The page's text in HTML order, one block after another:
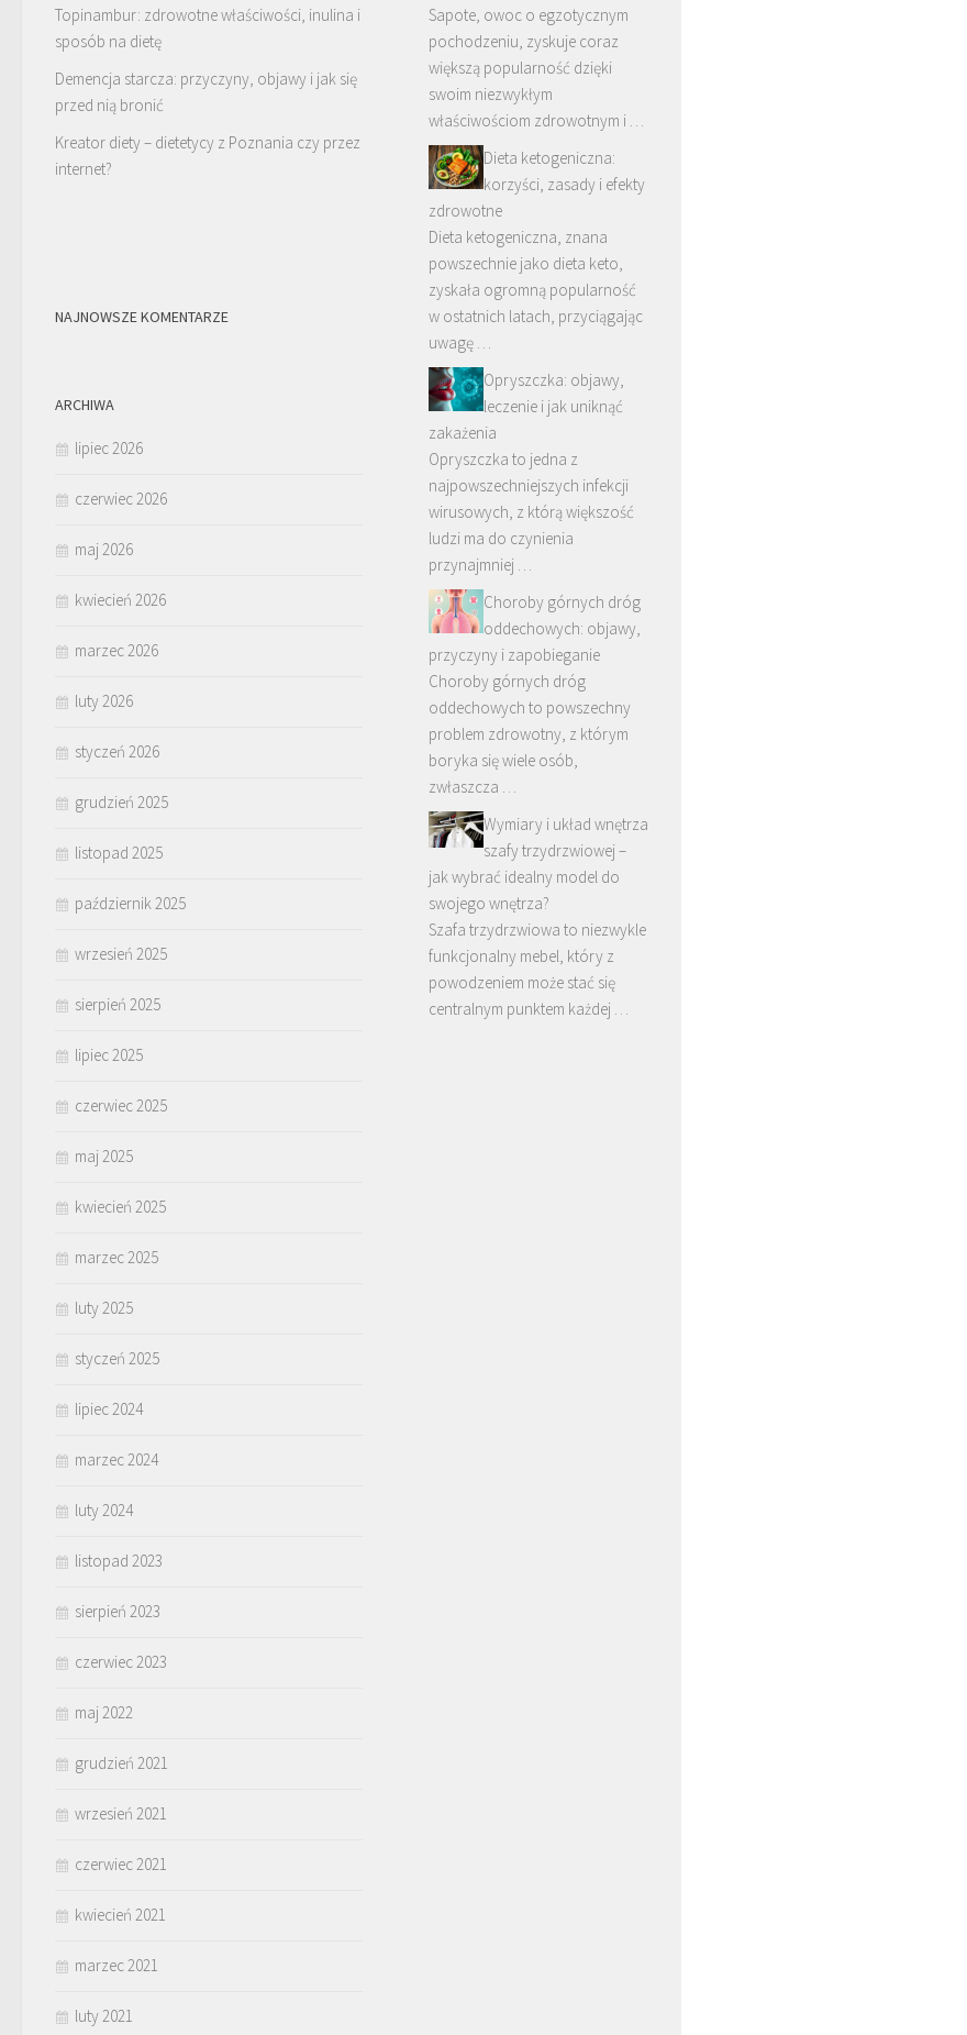
Topinambur: zdrowotne właściwości, inulina i
sposób na dietę
Demencja starcza: przyczyny, objawy i jak się
przed nią bronić
Kreator diety – dietetycy z Poznania czy przez
internet?
NAJNOWSZE KOMENTARZE
ARCHIWA
lipiec 2026
czerwiec 2026
maj 2026
kwiecień 2026
marzec 2026
luty 2026
styczeń 2026
grudzień 2025
listopad 2025
październik 2025
wrzesień 2025
sierpień 2025
lipiec 2025
czerwiec 2025
maj 2025
kwiecień 2025
marzec 2025
luty 2025
styczeń 2025
lipiec 2024
marzec 2024
luty 2024
listopad 2023
sierpień 2023
czerwiec 2023
maj 2022
grudzień 2021
wrzesień 2021
czerwiec 2021
kwiecień 2021
marzec 2021
luty 2021
Sapote, owoc o egzotycznym
pochodzeniu, zyskuje coraz
większą popularność dzięki
swoim niezwykłym
właściwościom zdrowotnym i …
Dieta ketogeniczna:
korzyści, zasady i efekty
zdrowotne
Dieta ketogeniczna, znana
powszechnie jako dieta keto,
zyskała ogromną popularność
w ostatnich latach, przyciągając
uwagę …
Opryszczka: objawy,
leczenie i jak uniknąć
zakażenia
Opryszczka to jedna z
najpowszechniejszych infekcji
wirusowych, z którą większość
ludzi ma do czynienia
przynajmniej …
Choroby górnych dróg
oddechowych: objawy,
przyczyny i zapobieganie
Choroby górnych dróg
oddechowych to powszechny
problem zdrowotny, z którym
boryka się wiele osób,
zwłaszcza …
Wymiary i układ wnętrza
szafy trzydrzwiowej –
jak wybrać idealny model do
swojego wnętrza?
Szafa trzydrzwiowa to niezwykle
funkcjonalny mebel, który z
powodzeniem może stać się
centralnym punktem każdej …